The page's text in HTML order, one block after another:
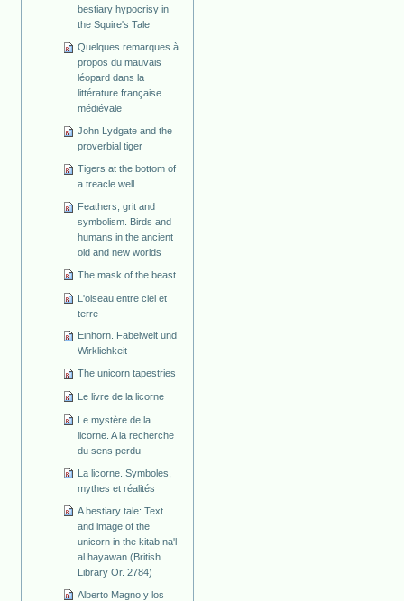
bestiary hypocrisy in
the Squire's Tale
Quelques remarques à
propos du mauvais
léopard dans la
littérature française
médiévale
John Lydgate and the
proverbial tiger
Tigers at the bottom of
a treacle well
Feathers, grit and
symbolism. Birds and
humans in the ancient
old and new worlds
The mask of the beast
L'oiseau entre ciel et
terre
Einhorn. Fabelwelt und
Wirklichkeit
The unicorn tapestries
Le livre de la licorne
Le mystère de la
licorne. A la recherche
du sens perdu
La licorne. Symboles,
mythes et réalités
A bestiary tale: Text
and image of the
unicorn in the kitab na'l
al hayawan (British
Library Or. 2784)
Alberto Magno y los